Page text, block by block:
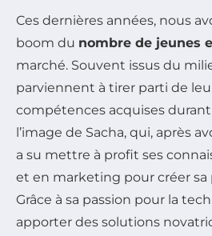
Ces dernières années, nous
boom du nombre de jeunes
marché. Souvent issus du
parviennent à tirer parti de
compétences acquises
l’image de Sacha, qui, après
a su mettre à profit ses
et en marketing pour créer sa
Grâce à sa passion pour la
apporter des solutions